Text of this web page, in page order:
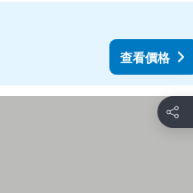
查看價格
分享